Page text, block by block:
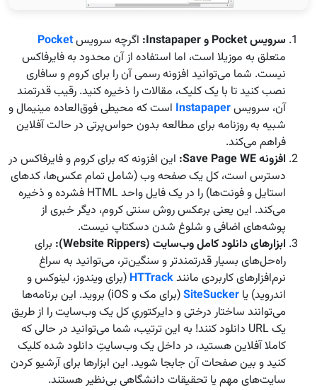
سرویسPocket و اگرچه سرویسPocket
متعلق به موزیلا است، اما استفاده از آن محدود به فایرفاکس
نیست. شما می‌توانید افزونه رسمی آن را برای کروم و سافاری
نصب کنید تا با یک کلیک، مقالات را ذخیره کنید. رقیب قدرتمند
آن، سرویسInstapaper است که محیطی فوق‌العاده مینیمال و
شبیه به روزنامه برای مطالعه بدون حواس‌پرتی در حالت آفلاین
فراهم می‌کند.
افزونه
این افزونه که برای کروم و فایرفاکس در
دسترس است، کل یک صفحه وب (شامل تمام عکس‌ها، کدهای
استایل و فونت‌ها) را در یک فایل واحد HTML فشرده و ذخیره
می‌کند. این یعنی برعکس روش سنتی کروم، دیگر خبری از
پوشه‌های اضافی و شلوغ شدن دسکتاپ نیست.
ابزارهای دانلود کامل وب‌سایت (Website Rippers):
برای
راه‌حل‌های بسیار قدرتمندتر و سنگین‌تر، می‌توانید به سراغ
نرم‌افزارهای کاربردی مانندHTTrack (برای ویندوز، لینوکس و
اندروید) یا SiteSucker
(برای مک و iOS) بروید. این برنامه‌ها
می‌توانند ساختار درختی و دایرکتوریِ کل یک وب‌سایت را از طریق
یک URL دانلود کنند! به این ترتیب، شما می‌توانید در حالی که
کاملا آفلاین هستید، در داخل یک وب‌سایتِ دانلود شده کلیک
کنید و بین صفحات آن جابجا شوید. این ابزارها برای آرشیو کردن
سایت‌های مهم یا تحقیقات دانشگاهی بی‌نظیر هستند.